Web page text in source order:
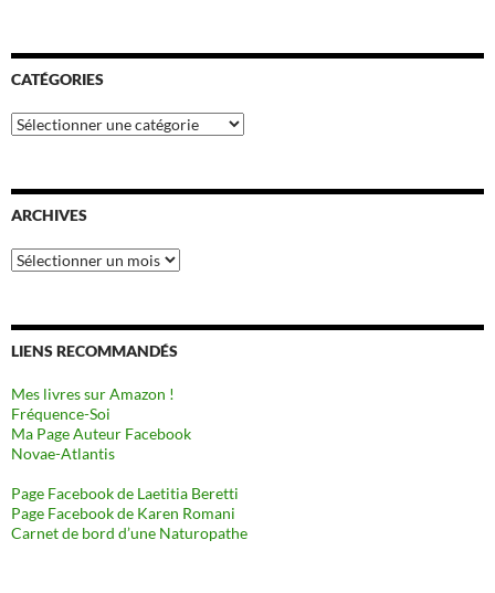
CATÉGORIES
Catégories
ARCHIVES
Archives
LIENS RECOMMANDÉS
Mes livres sur Amazon !
Fréquence-Soi
Ma Page Auteur Facebook
Novae-Atlantis
Page Facebook de Laetitia Beretti
Page Facebook de Karen Romani
Carnet de bord d’une Naturopathe